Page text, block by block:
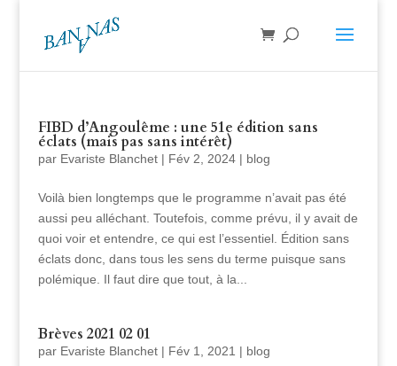
FIBD d’Angoulême : une 51e édition sans
éclats (mais pas sans intérêt)
par Evariste Blanchet| Fév 2, 2024| blog
Voilà bien longtemps que le programme n’avait pas été
aussi peu alléchant. Toutefois, comme prévu, il y avait de
quoi voir et entendre, ce qui est l’essentiel. Édition sans
éclats donc, dans tous les sens du terme puisque sans
polémique. Il faut dire que tout, à la...
Brèves 2021 02 01
par Evariste Blanchet| Fév 1, 2021 | blog